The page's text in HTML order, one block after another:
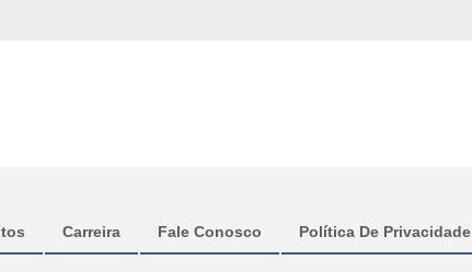
Carreira Fale Conosco Política De Privacidade